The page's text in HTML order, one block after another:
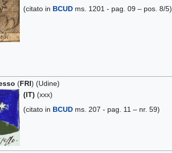
(citato in BCUDms. 1201 - pag. 09 – pos. 8/5)
(FRI) (Udine)
(IT) (xxx)
(citato in BCUDms. 207 - pag. 11 – nr. 59)